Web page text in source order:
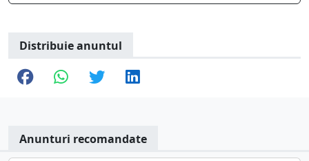
Distribuie anuntul
Anunturi recomandate